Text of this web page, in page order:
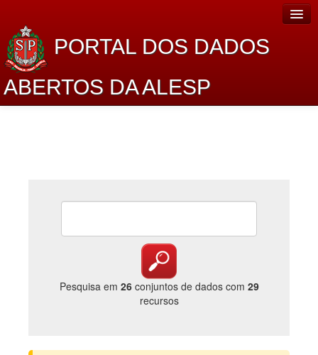
PORTAL DOS DADOS
ABERTOS DA ALESP
Lei de Acesso à Informação
Catálogo de dados
Pesquisa em 26conjuntos de dados com 29
recursos